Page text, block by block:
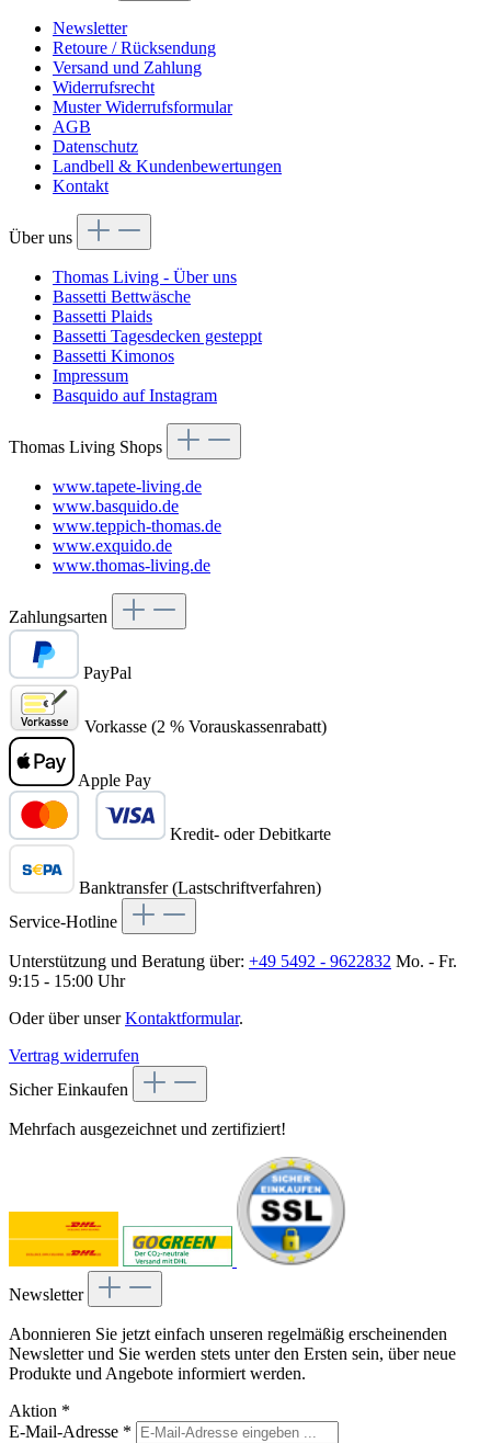
Newsletter
Retoure / Rücksendung
Versand und Zahlung
Widerrufsrecht
Muster Widerrufsformular
AGB
Datenschutz
Landbell & Kundenbewertungen
Kontakt
Über uns
Thomas Living - Über uns
Bassetti Bettwäsche
Bassetti Plaids
Bassetti Tagesdecken gesteppt
Bassetti Kimonos
Impressum
Basquido auf Instagram
Thomas Living Shops
www.tapete-living.de
www.basquido.de
www.teppich-thomas.de
www.exquido.de
www.thomas-living.de
Zahlungsarten
PayPal
Vorkasse (2 % Vorauskassenrabatt)
Apple Pay
Kredit- oder Debitkarte
Banktransfer (Lastschriftverfahren)
Service-Hotline
Unterstützung und Beratung über: +49 5492 - 9622832 Mo. - Fr.
9:15 - 15:00 Uhr
Oder über unserKontaktformular.
Vertrag widerrufen
Sicher Einkaufen
Mehrfach ausgezeichnet und zertifiziert!
Newsletter
Abonnieren Sie jetzt einfach unseren regelmäßig erscheinenden
Newsletter und Sie werden stets unter den Ersten sein, über neue
Produkte und Angebote informiert werden.
Aktion *
E-Mail-Adresse *